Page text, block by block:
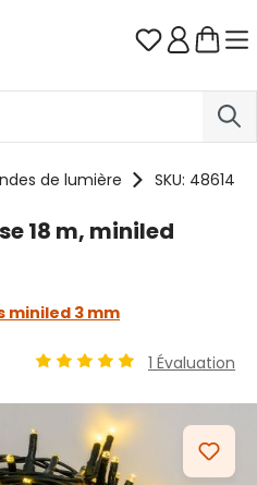
Vous avez
de lumière SKU: 48614
18 m, miniled
miniled 3 mm
1 Évaluation